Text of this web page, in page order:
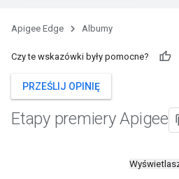
Apigee Edge Albumy
Czy te wskazówki były pomocne?
PRZEŚLIJ OPINIĘ
Etapy premiery Apigee